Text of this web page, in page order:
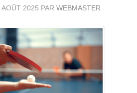
AOÛT 2025 PAR WEBMASTER